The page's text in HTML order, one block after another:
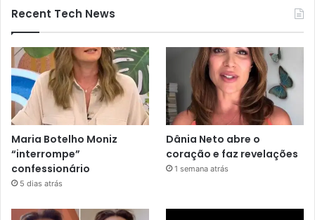
Recent Tech News
Maria Botelho Moniz
“interrompe”
confessionário
5 dias atrás
Dânia Neto abre o
coração e faz revelações
1 semana atrás